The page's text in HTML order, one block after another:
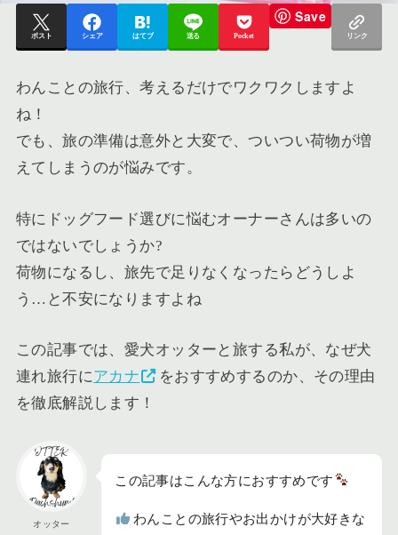
ポスト シェア はてブ 送る Pocket
Save
リンク
わんことの旅行、考えるだけでワクワクしますよ
ね！
でも、旅の準備は意外と大変で、ついつい荷物が増
えてしまうのが悩みです。
特にドッグフード選びに悩むオーナーさんは多いの
ではないでしょうか?
荷物になるし、旅先で足りなくなったらどうしよ
う…と不安になりますよね
この記事では、愛犬オッターと旅する私が、なぜ犬
連れ旅行にアカナ
をおすすめするのか、その理由
を徹底解説します！
オッター
この記事はこんな方におすすめです
わんことの旅行やお出かけが大好きな